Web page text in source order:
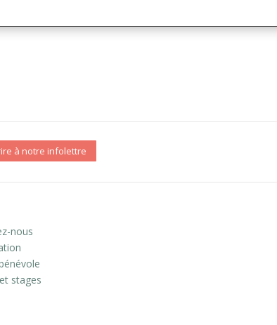
à notre infolettre
nous
stages